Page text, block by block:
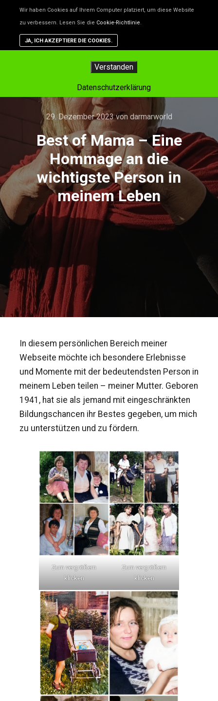
29. Dezember 2023von darmarworld
Best of Mama – Eine
Hommage an die
wichtigste Person in
meinem Leben
In diesem persönlichen Bereich meiner
Webseite möchte ich besondere Erlebnisse
und Momente mit der bedeutendsten Person in
meinem Leben teilen – meiner Mutter. Geboren
1941, hat sie als jemand mit eingeschränkten
Bildungschancen ihr Bestes gegeben, um mich
zu unterstützen und zu fördern.
Zum vergrößern
klicken
Zum vergrößern
klicken
Wir haben Cookies auf Ihrem Computer platziert, um diese Website
zu verbessern. Lesen Sie die Cookie-Richtlinie.
JA, ICH AKZEPTIERE DIE COOKIES.
Unsere Website benutzt Cookies – das sind kleine Dateien,
helfen, die Website besser zu machen. Wenn du nicht willst,
Browser einstellen. Aber dann funktioniert vielleicht nicht
auf der Website so, wie es soll.
Verstanden
Datenschutzerklärung